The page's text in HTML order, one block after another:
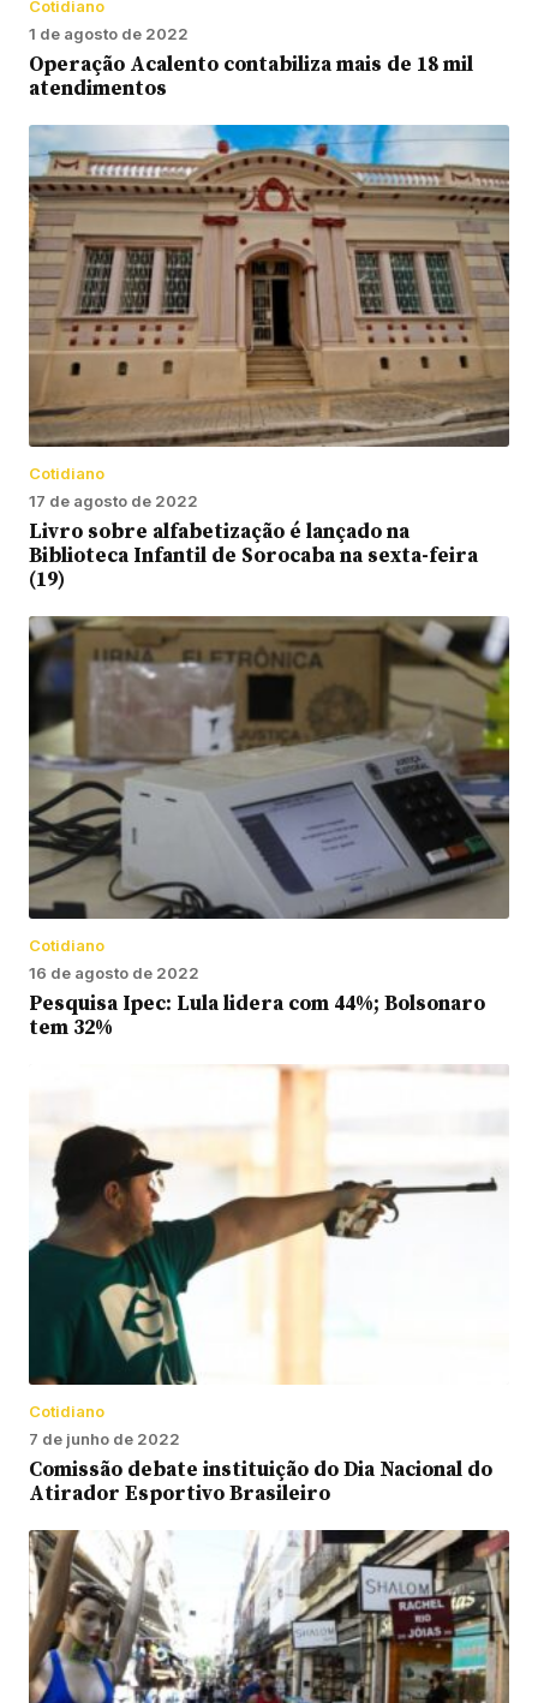
Cotidiano
1 de agosto de 2022
Operação Acalento contabiliza mais de 18 mil
atendimentos
Cotidiano
17 de agosto de 2022
Livro sobre alfabetização é lançado na
Biblioteca Infantil de Sorocaba na sexta-feira
(19)
Cotidiano
16 de agosto de 2022
Pesquisa Ipec: Lula lidera com 44%; Bolsonaro
tem 32%
Cotidiano
7 de junho de 2022
Comissão debate instituição do Dia Nacional do
Atirador Esportivo Brasileiro